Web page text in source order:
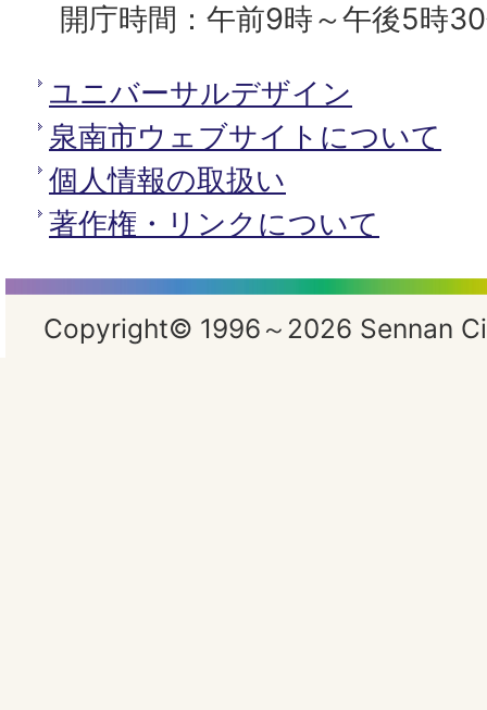
開庁時間：午前9時～午後5時
ユニバーサルデザイン
泉南市ウェブサイトについて
個人情報の取扱い
著作権・リンクについて
Copyright© 1996～2026 Sennan